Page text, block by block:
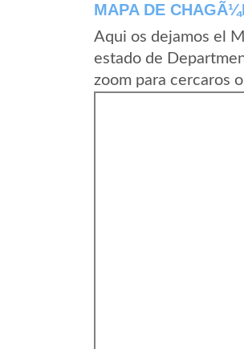
MAPA DE
Aqui os dejamos el
estado de
zoom para cercaros